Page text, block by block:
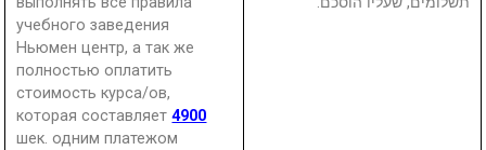
учебного заведения
Ньюмен центр, а так же
полностью оплатить
стоимость курса/ов,
которая составляет4900
шек. одним платежом